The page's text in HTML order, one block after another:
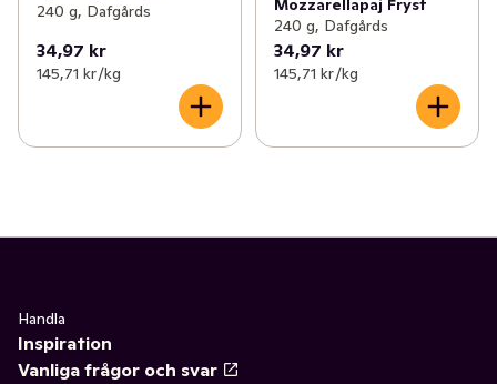
240 g, Dafgårds
34,97 kr
145,71 kr /kg
Mozzarellapaj Fryst
240 g, Dafgårds
34,97 kr
145,71 kr /kg
Handla
Inspiration
Vanliga frågor och svar